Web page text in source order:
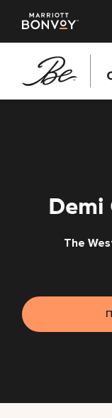
Demi
The